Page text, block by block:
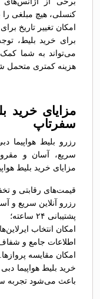
کنسلی، هیچ مبلغی را
امکان تغییر تاریخ
برای خرید بلیط،
می‌تواند به شما کمک
هزینه کمتری متحمل
مزایای خرید
سفرتاپ
رزرو بلیط هواپیما
سریع، آسان و
مزایای خرید بلیط
قیمت‌های رقابتی و
رزرو آنلاین سریع و
پشتیبانی ۲۴ ساعته؛
امکان انتخاب
اطلاعات جامع و
امکان مقایسه پروازها.
خرید بلیط هواپیما
باعث می‌شود تجربه